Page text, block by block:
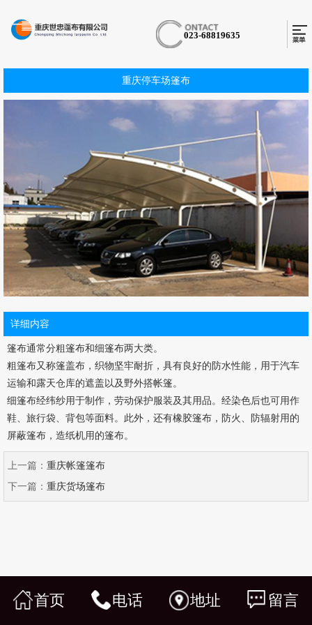
023-68819635
重庆停车场篷布
详细内容
篷布通常分粗篷布和细篷布两大类。
粗篷布又称篷盖布，织物坚牢耐折，具有良好的防水性能，用于汽车
运输和露天仓库的遮盖以及野外搭帐篷。
细篷布经纬纱用于制作，劳动保护服装及其用品。经染色后也可用作
鞋、旅行袋、背包等面料。此外，还有橡胶篷布，防火、防辐射用的
屏蔽篷布，造纸机用的篷布。
上一篇： 重庆帐篷篷布
下一篇： 重庆货场篷布
首页 电话 地址 留言